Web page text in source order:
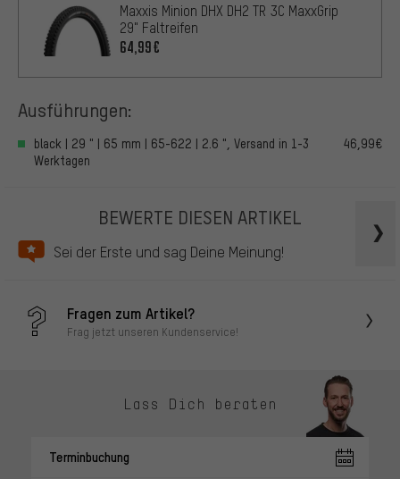
Maxxis Minion DHX DH2 TR 3C MaxxGrip
29" Faltreifen
64,99€
Ausführungen:
black | 29 " | 65 mm | 65-622 | 2.6 ", Versand in 1-3
Werktagen
46,99€
BEWERTE DIESEN ARTIKEL
Sei der Erste und sag Deine Meinung!
Fragen zum Artikel?
Frag jetzt unseren Kundenservice!
Lass Dich beraten
Terminbuchung